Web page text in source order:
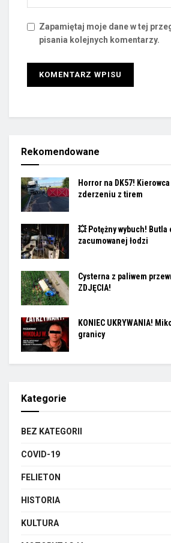
Zapamiętaj moje dane w tej
pisania kolejnych komentarzy.
Rekomendowane
Horror na DK57!
zderzeniu z tirem
💥 Potężny wybuch! Butla
zacumowanej łodzi
Cysterna z paliwem
ZDJĘCIA!
KONIEC UKRYWANIA!
granicy
Kategorie
BEZ KATEGORII
COVID-19
FELIETON
HISTORIA
KULTURA